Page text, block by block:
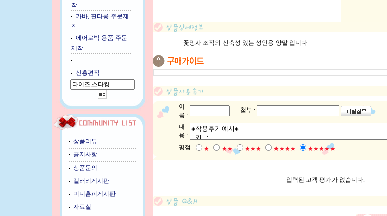
작
카바, 판타롱 주문제
작
에어로빅 용품 주문
제작
────────
신흥편직
상품리뷰
공지사항
상품문의
겔러리게시판
미니홈피게시판
자료실
꽃망사 조직의 신축성 있는 성인용 양말 입니다
이
름 :
첨부 :
내
용 :
평점
★ ★★ ★★★ ★★★★ ★★★★★
입력된 고객 평가가 없습니다.